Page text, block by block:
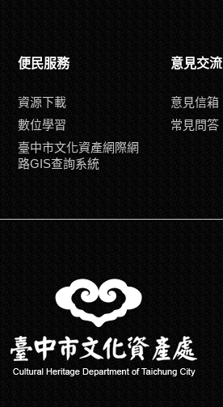
便民服務
資源下載
數位學習
臺中市文化資產網際網
路GIS查詢系統
意見交流
意見信箱
常見問答